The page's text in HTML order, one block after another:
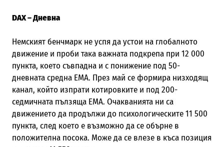
DAX – Дневна
Немският бенчмарк не успя да устои на глобалното
движение и проби така важната подкрепа при 12 000
пункта, което съвпадна и с понижение под 50-
дневната средна ЕМА. През май се формира низходящ
канал, който изпрати котировките и под 200-
седмичната пълзяща ЕМА. Очакванията ни са
движението да продължи до психологическите 11 500
пункта, след което е възможно да се обърне в
положителна посока. Може да се влезе в къса позиция